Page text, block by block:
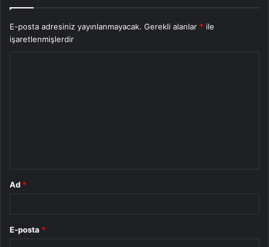
E-posta adresiniz yayınlanmayacak. Gerekli alanlar * ile
işaretlenmişlerdir
Ad *
E-posta *